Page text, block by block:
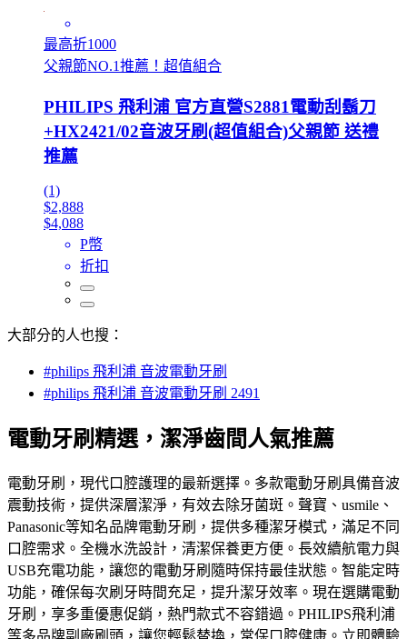
最高折1000
父親節NO.1推薦！超值組合
PHILIPS 飛利浦 官方直營S2881電動刮鬍刀
+HX2421/02音波牙刷(超值組合)父親節 送禮
推薦
(1)
$2,888
$4,088
P幣
折扣
大部分的人也搜：
#philips 飛利浦 音波電動牙刷
#philips 飛利浦 音波電動牙刷 2491
電動牙刷精選，潔淨齒間人氣推薦
電動牙刷，現代口腔護理的最新選擇。多款電動牙刷具備音波
震動技術，提供深層潔淨，有效去除牙菌斑。聲寶、usmile、
Panasonic等知名品牌電動牙刷，提供多種潔牙模式，滿足不同
口腔需求。全機水洗設計，清潔保養更方便。長效續航電力與
USB充電功能，讓您的電動牙刷隨時保持最佳狀態。智能定時
功能，確保每次刷牙時間充足，提升潔牙效率。現在選購電動
牙刷，享多重優惠促銷，熱門款式不容錯過。PHILIPS飛利浦